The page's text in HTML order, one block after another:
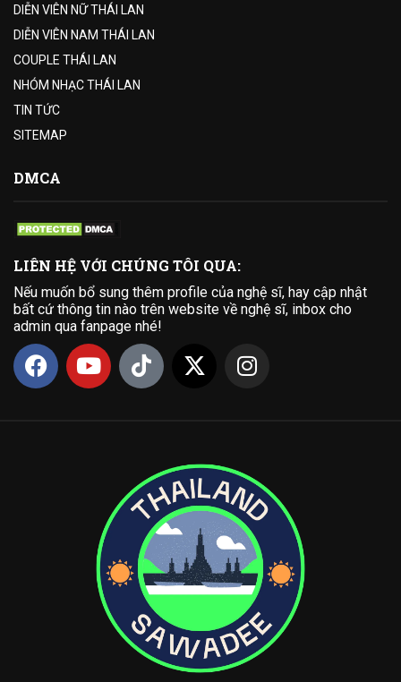
DIỄN VIÊN NỮ THÁI LAN
DIỄN VIÊN NAM THÁI LAN
COUPLE THÁI LAN
NHÓM NHẠC THÁI LAN
TIN TỨC
SITEMAP
DMCA
LIÊN HỆ VỚI CHÚNG TÔI QUA:
Nếu muốn bổ sung thêm profile của nghệ sĩ, hay cập nhật
bất cứ thông tin nào trên website về nghệ sĩ, inbox cho
admin qua fanpage nhé!